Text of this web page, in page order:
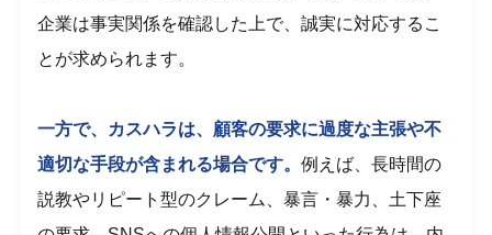
企業は事実関係を確認した上で、誠実に対応するこ
とが求められます。
一方で、カスハラは、顧客の要求に過度な主張や不
適切な手段が含まれる場合です。例えば、長時間の
説教やリピート型のクレーム、暴言・暴力、土下座